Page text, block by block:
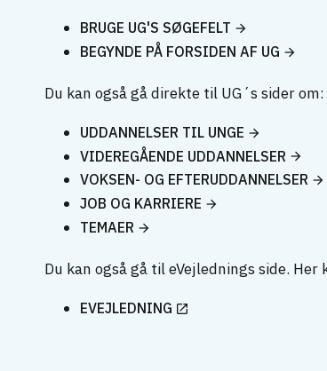
BRUGE UG'S SØGEFELT
BEGYNDE PÅ FORSIDEN AF UG
Du kan også gå direkte til UG´s sider om:
UDDANNELSER TIL UNGE
VIDEREGÅENDE UDDANNELSER
VOKSEN- OG EFTERUDDANNELSER
JOB OG KARRIERE
TEMAER
Du kan også gå til eVejlednings side.
EVEJLEDNING